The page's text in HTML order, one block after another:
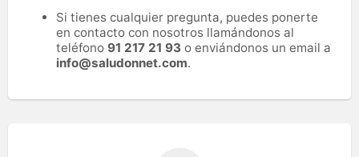
Si tienes cualquier pregunta, puedes ponerte
en contacto con nosotros llamándonos al
teléfono 91 217 21 93 o enviándonos un email a
info@saludonnet.com.